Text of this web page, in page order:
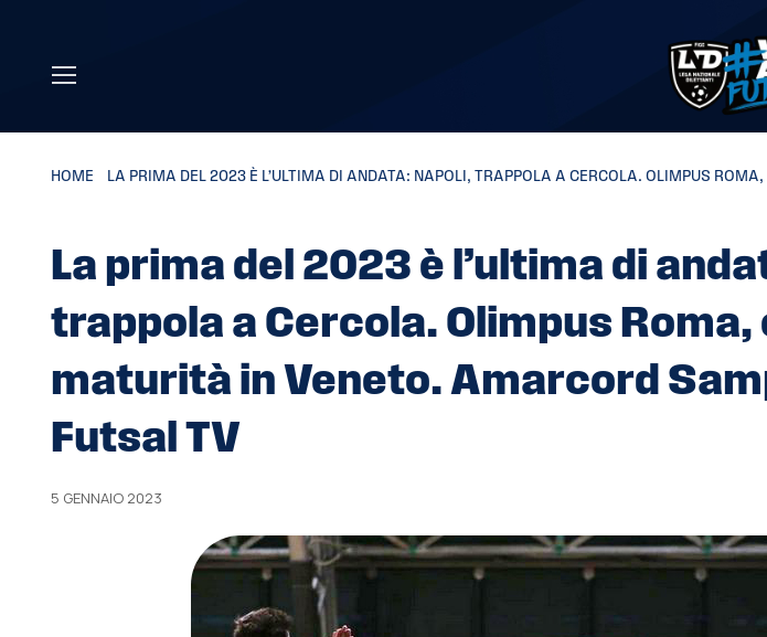
HOME LA PRIMA DEL 2023 È L’ULTIMA DI ANDATA: NAPOLI, TRAPPOLA A CERCOLA. OLIMPUS
La prima del 2023 è l’ultima di
trappola a Cercola. Olimpus Roma,
maturità in Veneto. Amarcord
Futsal TV
5 GENNAIO 2023